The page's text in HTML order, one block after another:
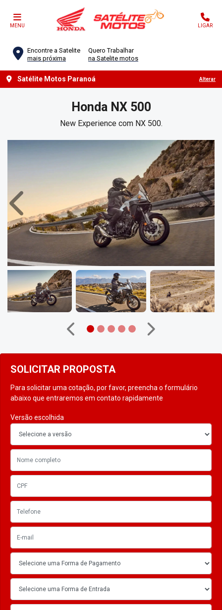
MENU LIGAR
Encontre a Satelite
mais próxima
Quero Trabalhar
na Satelite motos
Satélite Motos Paranoá Alterar
HondaNX 500
New Experience com NX 500.
SOLICITAR PROPOSTA
Para solicitar uma cotação, por favor, preencha o formulário
abaixo que entraremos em contato rapidamente
Versão escolhida
Anterior
Anterior Próximo